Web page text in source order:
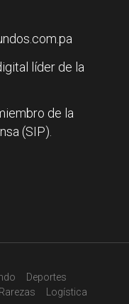
líder de la
de la
(SIP).
Deportes
Rarezas Logística